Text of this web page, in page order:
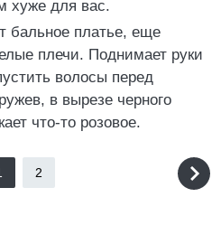
хуже для вас.
бальное платье, еще
плечи. Поднимает руки
волосы перед
в вырезе черного
что-то розовое.
2